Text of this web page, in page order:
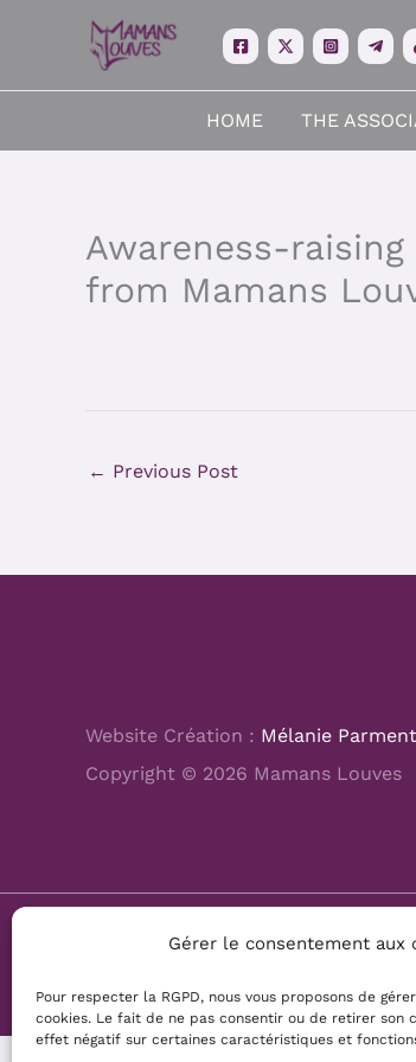
Gérer le consentement aux
Pour respecter la RGPD, nous vous proposons de
cookies. Le fait de ne pas consentir ou de retirer son
effet négatif sur certaines caractéristiques et
content
HOME THE
Awareness-
from Mamans
← Previous Post
Website Création : Mélanie
Copyright © 2026 Mamans Louves